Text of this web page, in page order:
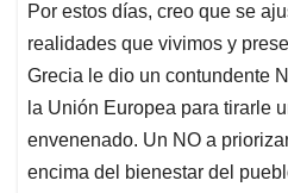
Por estos días, creo que se
realidades que vivimos y
Grecia le dio un contundente
la Unión Europea para tirarle
envenenado. Un NO a
encima del bienestar del